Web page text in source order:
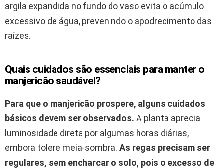
argila expandida no fundo do vaso evita o acúmulo
excessivo de água, prevenindo o apodrecimento das
raízes.
Quais cuidados são essenciais para manter o
manjericão saudável?
Para que o manjericão prospere, alguns cuidados
básicos devem ser observados. A planta aprecia
luminosidade direta por algumas horas diárias,
embora tolere meia-sombra. As regas precisam ser
regulares, sem encharcar o solo, pois o excesso de